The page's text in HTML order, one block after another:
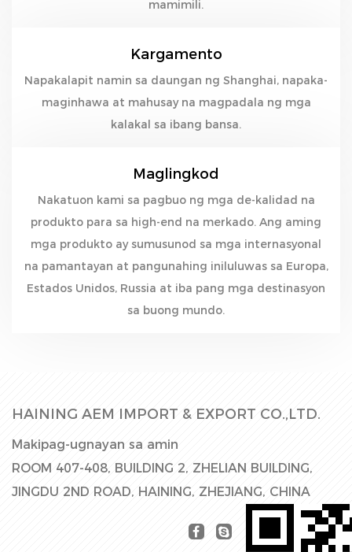
mamimili.
Kargamento
Napakalapit namin sa daungan ng Shanghai, napaka-
maginhawa at mahusay na magpadala ng mga
kalakal sa ibang bansa.
Maglingkod
Nakatuon kami sa pagbuo ng mga de-kalidad na
produkto para sa high-end na merkado. Ang aming
mga produkto ay sumusunod sa mga internasyonal
na pamantayan at pangunahing iniluluwas sa Europa,
Estados Unidos, Russia at iba pang mga destinasyon
sa buong mundo.
HAINING AEM IMPORT & EXPORT CO.,LTD.
Makipag-ugnayan sa amin
ROOM 407-408, BUILDING 2, ZHELIAN BUILDING,
JINGDU 2ND ROAD, HAINING, ZHEJIANG, CHINA